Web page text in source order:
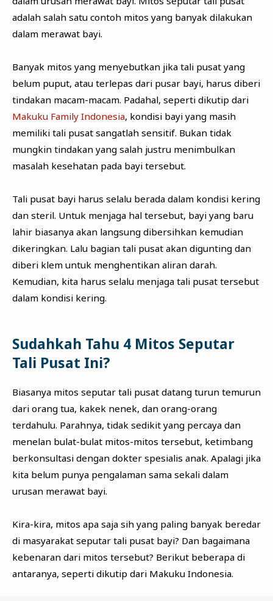
adalah salah satu contoh mitos yang banyak dilakukan
dalam merawat bayi.
Banyak mitos yang menyebutkan jika tali pusat yang
belum puput, atau terlepas dari pusar bayi, harus diberi
tindakan macam-macam. Padahal, seperti dikutip dari
Makuku Family Indonesia, kondisi bayi yang masih
memiliki tali pusat sangatlah sensitif. Bukan tidak
mungkin tindakan yang salah justru menimbulkan
masalah kesehatan pada bayi tersebut.
Tali pusat bayi harus selalu berada dalam kondisi kering
dan steril. Untuk menjaga hal tersebut, bayi yang baru
lahir biasanya akan langsung dibersihkan kemudian
dikeringkan. Lalu bagian tali pusat akan digunting dan
diberi klem untuk menghentikan aliran darah.
Kemudian, kita harus selalu menjaga tali pusat tersebut
dalam kondisi kering.
Sudahkah Tahu 4 Mitos Seputar
Tali Pusat Ini?
Biasanya mitos seputar tali pusat datang turun temurun
dari orang tua, kakek nenek, dan orang-orang
terdahulu. Parahnya, tidak sedikit yang percaya dan
menelan bulat-bulat mitos-mitos tersebut, ketimbang
berkonsultasi dengan dokter spesialis anak. Apalagi jika
kita belum punya pengalaman sama sekali dalam
urusan merawat bayi.
Kira-kira, mitos apa saja sih yang paling banyak beredar
di masyarakat seputar tali pusat bayi? Dan bagaimana
kebenaran dari mitos tersebut? Berikut beberapa di
antaranya, seperti dikutip dari Makuku Indonesia.